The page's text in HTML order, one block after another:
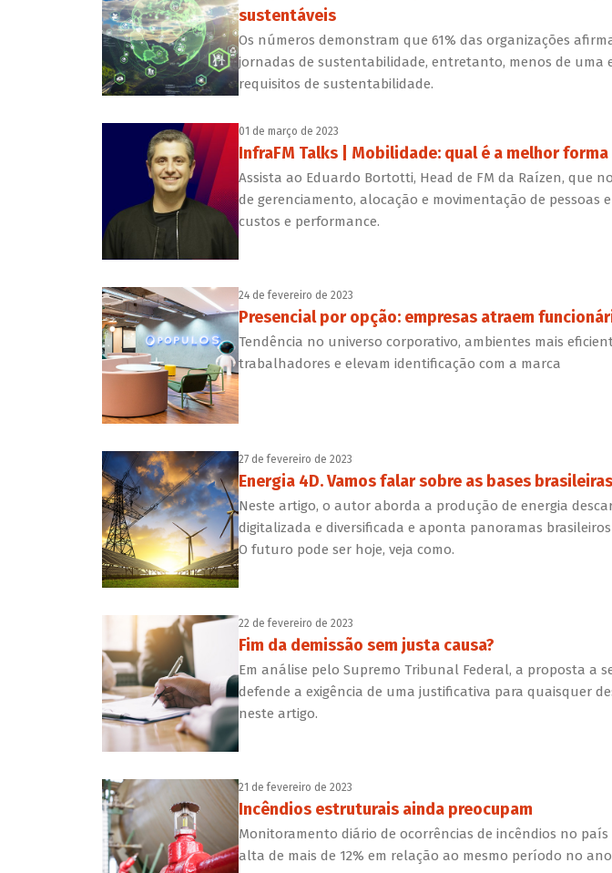
sustentáveis
Os números demonstram que 61% das organizações
jornadas de sustentabilidade, entretanto, menos de uma
requisitos de sustentabilidade.
01 de março de 2023
InfraFM Talks | Mobilidade: qual é a melhor forma
Assista ao Eduardo Bortotti, Head de FM da Raízen, que
de gerenciamento, alocação e movimentação de pessoas
custos e performance.
24 de fevereiro de 2023
Presencial por opção: empresas atraem
Tendência no universo corporativo, ambientes mais
trabalhadores e elevam identificação com a marca
27 de fevereiro de 2023
Energia 4D. Vamos falar sobre as bases brasileiras
Neste artigo, o autor aborda a produção de energia
digitalizada e diversificada e aponta panoramas
O futuro pode ser hoje, veja como.
22 de fevereiro de 2023
Fim da demissão sem justa causa?
Em análise pelo Supremo Tribunal Federal, a proposta a
defende a exigência de uma justificativa para quaisquer
neste artigo.
21 de fevereiro de 2023
Incêndios estruturais ainda preocupam
Monitoramento diário de ocorrências de incêndios no país
alta de mais de 12% em relação ao mesmo período no